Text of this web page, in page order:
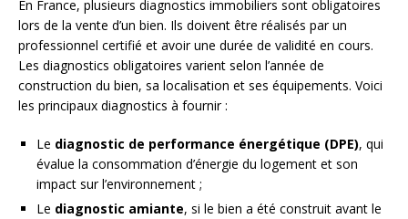
En France, plusieurs diagnostics immobiliers sont obligatoires
lors de la vente d’un bien. Ils doivent être réalisés par un
professionnel certifié et avoir une durée de validité en cours.
Les diagnostics obligatoires varient selon l’année de
construction du bien, sa localisation et ses équipements. Voici
les principaux diagnostics à fournir :
Le diagnostic de performance énergétique (DPE), qui
évalue la consommation d’énergie du logement et son
impact sur l’environnement ;
Le diagnostic amiante, si le bien a été construit avant le